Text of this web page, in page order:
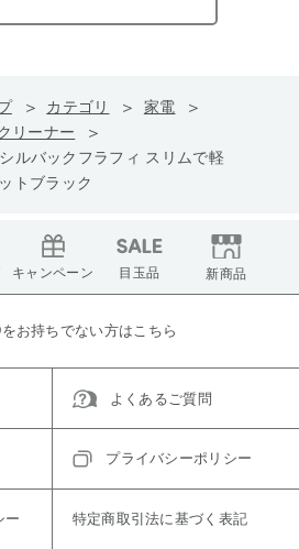
カテゴリ
家電
リーナー
ルバックフラフィ スリムで軽
トブラック
キャンペーン 目玉品 新商品
お持ちでない方はこちら
よくあるご質問
プライバシーポリシー
ー 特定商取引法に基づく表記